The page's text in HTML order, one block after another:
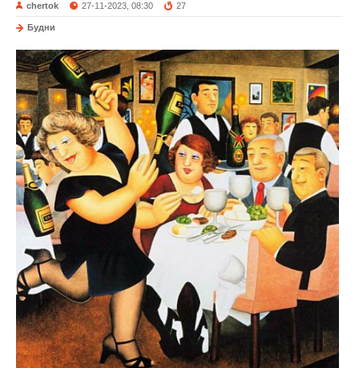
chertok 27-11-2023, 08:30 27
Будни